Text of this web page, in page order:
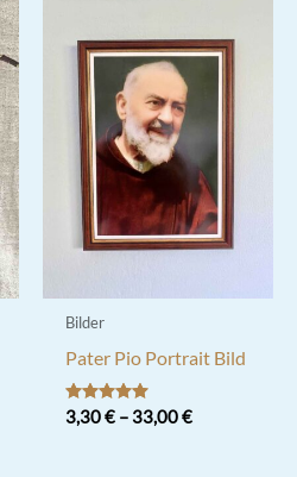
Optionen
können
Produktseite
werden
Bilder
Pater Pio Portrait Bild
Bewertet mit
5.00
3,30€– 33,00€